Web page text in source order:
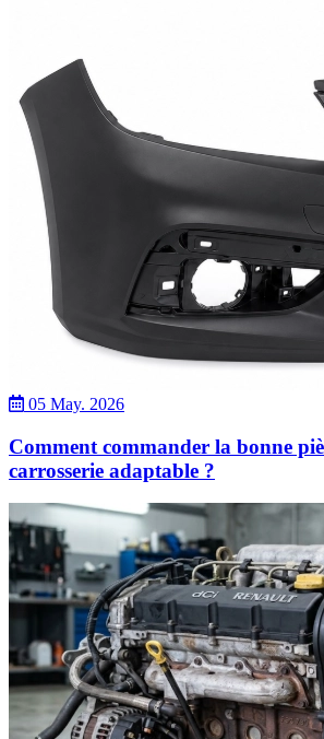
05 May. 2026
Comment commander la bonne
carrosserie adaptable ?